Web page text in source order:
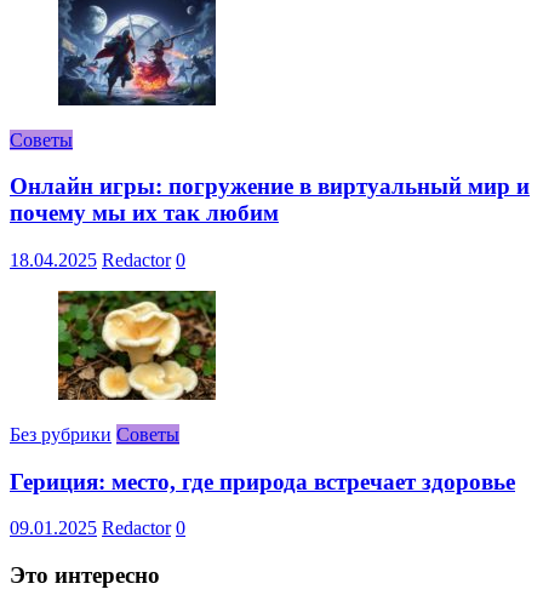
Советы
Онлайн игры: погружение в виртуальный мир и
почему мы их так любим
18.04.2025 Redactor 0
Без рубрики Советы
Гериция: место, где природа встречает здоровье
09.01.2025 Redactor 0
Это интересно